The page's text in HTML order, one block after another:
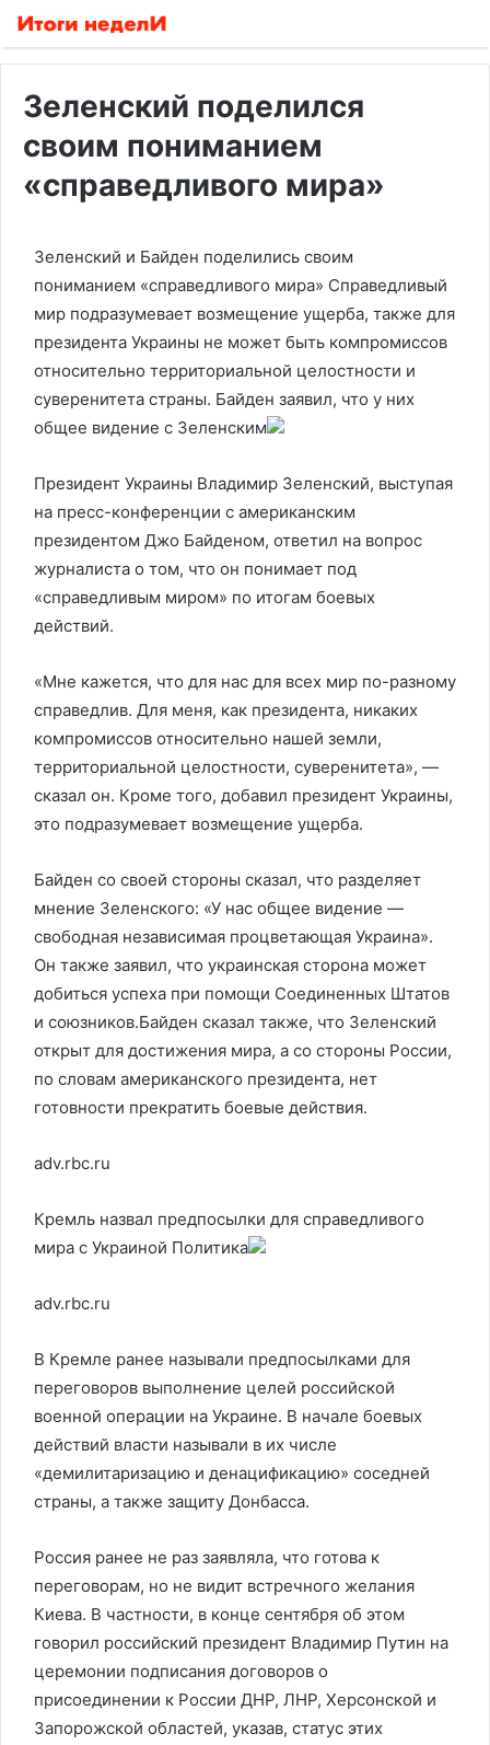
Зеленский поделился
своим пониманием
«справедливого мира»
Зеленский и Байден поделились своим
пониманием «справедливого мира» Справедливый
мир подразумевает возмещение ущерба, также для
президента Украины не может быть компромиссов
относительно территориальной целостности и
суверенитета страны. Байден заявил, что у них
общее видение с Зеленским
Президент Украины Владимир Зеленский, выступая
на пресс-конференции с американским
президентом Джо Байденом, ответил на вопрос
журналиста о том, что он понимает под
«справедливым миром» по итогам боевых
действий.
«Мне кажется, что для нас для всех мир по-разному
справедлив. Для меня, как президента, никаких
компромиссов относительно нашей земли,
территориальной целостности, суверенитета», —
сказал он. Кроме того, добавил президент Украины,
это подразумевает возмещение ущерба.
Байден со своей стороны сказал, что разделяет
мнение Зеленского: «У нас общее видение —
свободная независимая процветающая Украина».
Он также заявил, что украинская сторона может
добиться успеха при помощи Соединенных Штатов
и союзников.Байден сказал также, что Зеленский
открыт для достижения мира, а со стороны России,
по словам американского президента, нет
готовности прекратить боевые действия.
adv.rbc.ru
Кремль назвал предпосылки для справедливого
мира с Украиной Политика
adv.rbc.ru
В Кремле ранее называли предпосылками для
переговоров выполнение целей российской
военной операции на Украине. В начале боевых
действий власти называли в их числе
«демилитаризацию и денацификацию» соседней
страны, а также защиту Донбасса.
Россия ранее не раз заявляла, что готова к
переговорам, но не видит встречного желания
Киева. В частности, в конце сентября об этом
говорил российский президент Владимир Путин на
церемонии подписания договоров о
присоединении к России ДНР, ЛНР, Херсонской и
Запорожской областей, указав, статус этих